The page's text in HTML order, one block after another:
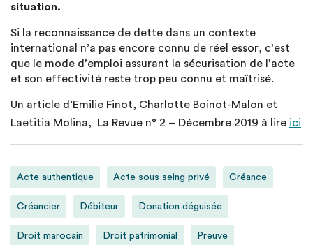
situation.
Si la reconnaissance de dette dans un contexte
international n’a pas encore connu de réel essor, c’est
que le mode d’emploi assurant la sécurisation de l’acte
et son effectivité reste trop peu connu et maîtrisé.
Un article d’Emilie Finot, Charlotte Boinot-Malon et
Laetitia Molina, La Revue n° 2 – Décembre 2019 à lire ici
Acte authentique Acte sous seing privé Créance
Créancier Débiteur Donation déguisée
Droit marocain Droit patrimonial Preuve